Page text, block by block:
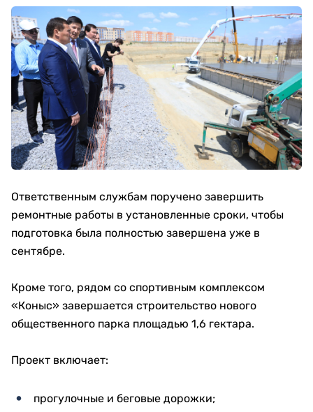
Ответственным службам поручено завершить
ремонтные работы в установленные сроки, чтобы
подготовка была полностью завершена уже в
сентябре.
Кроме того, рядом со спортивным комплексом
«Коныс» завершается строительство нового
общественного парка площадью 1,6 гектара.
Проект включает:
прогулочные и беговые дорожки;